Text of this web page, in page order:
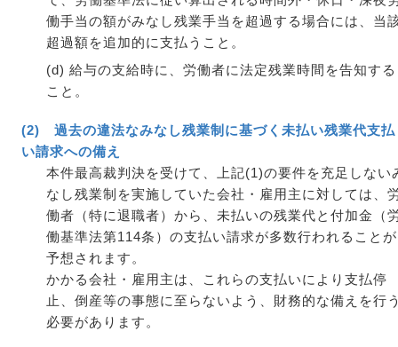
働手当の額がみなし残業手当を超過する場合には、当
超過額を追加的に支払うこと。
(d) 給与の支給時に、労働者に法定残業時間を告知する
こと。
(2) 過去の違法なみなし残業制に基づく未払い残業代支払
い請求への備え
本件最高裁判決を受けて、上記(1)の要件を充足しない
なし残業制を実施していた会社・雇用主に対しては、
働者（特に退職者）から、未払いの残業代と付加金（
働基準法第114条）の支払い請求が多数行われることが
予想されます。
かかる会社・雇用主は、これらの支払いにより支払停
止、倒産等の事態に至らないよう、財務的な備えを行
必要があります。